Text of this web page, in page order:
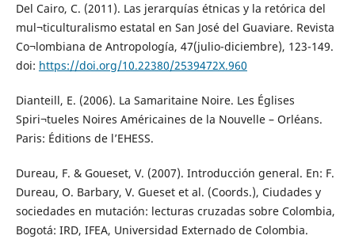
Del Cairo, C. (2011). Las jerarquías étnicas y la retórica del
mul¬ticulturalismo estatal en San José del Guaviare. Revista
Co¬lombiana de Antropología, 47(julio-diciembre), 123-149.
doi: https://doi.org/10.22380/2539472X.960
Dianteill, E. (2006). La Samaritaine Noire. Les Églises
Spiri¬tueles Noires Américaines de la Nouvelle – Orléans.
Paris: Éditions de l’EHESS.
Dureau, F. & Goueset, V. (2007). Introducción general. En: F.
Dureau, O. Barbary, V. Gueset et al. (Coords.), Ciudades y
sociedades en mutación: lecturas cruzadas sobre Colombia,
Bogotá: IRD, IFEA, Universidad Externado de Colombia.